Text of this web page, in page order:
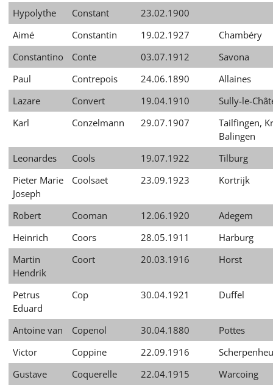
Hypolythe Constant
23.02.1900
Aimé
Constantin 19.02.1927
Chambéry
Constantino
Conte 03.07.1912
Savona
Paul
Contrepois 24.06.1890
Allaines
Lazare
Convert 19.04.1910
Sully-le-
Karl
Conzelmann 29.07.1907
Tailfingen,
Balingen
Leonardes
Cools 19.07.1922
Tilburg
Pieter Marie
Joseph
Coolsaet 23.09.1923 Kortrijk
Robert Cooman 12.06.1920
Adegem
Heinrich
Coors 28.05.1911
Harburg
Martin
Hendrik
Coort 20.03.1916 Horst
Petrus
Eduard
Cop 30.04.1921 Duffel
Antoine van Copenol 30.04.1880
Pottes
Victor
Coppine 22.09.1916
Gustave
Coquerelle 22.04.1915
Warcoing